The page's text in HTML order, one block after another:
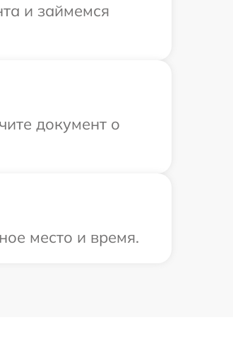
и займемся
документ о
место и время.